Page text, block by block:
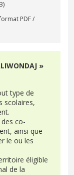
PDF /
»
type de
scolaires,
co-
ainsi que
le ou les
éligible
de la